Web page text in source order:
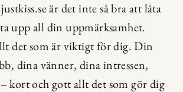
är det inte så bra att låta
upp all din uppmärksamhet.
det som är viktigt för dig. Din
dina vänner, dina intressen,
kort och gott allt det som gör dig